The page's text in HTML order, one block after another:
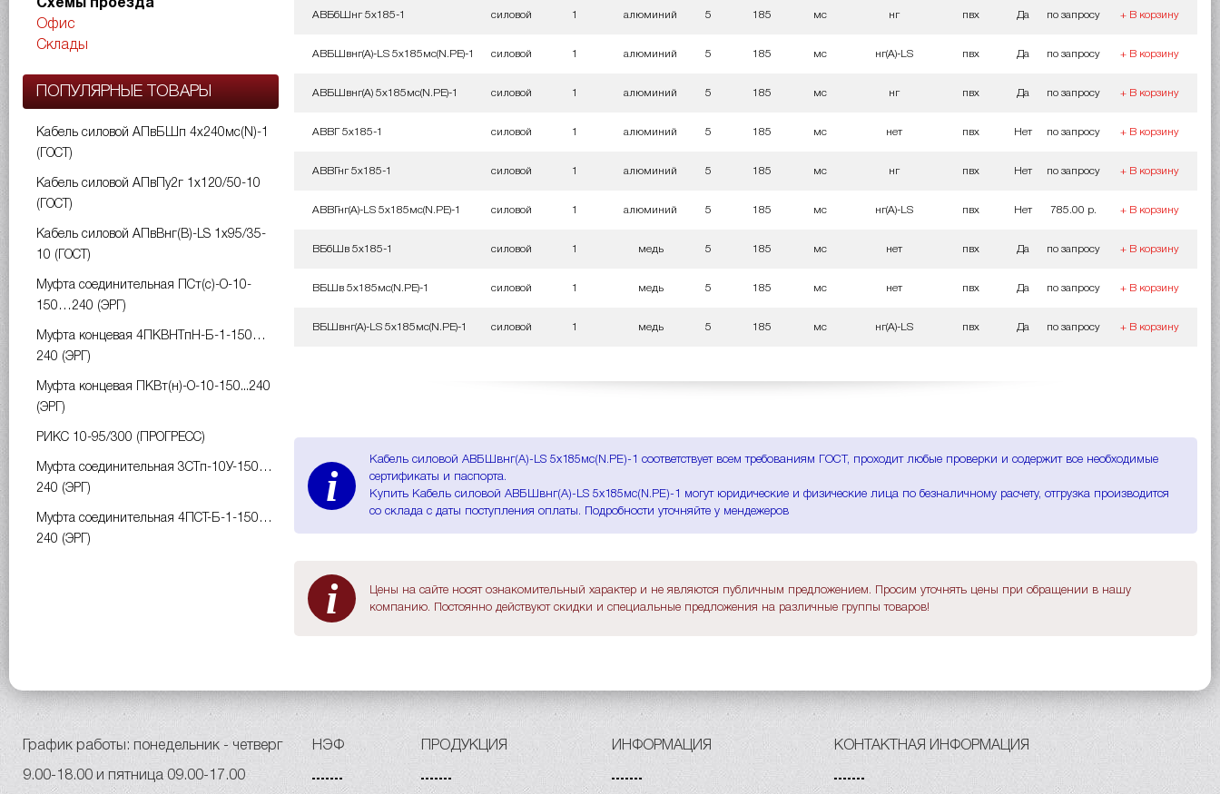
Схемы проезда
Офис
Склады
ПОПУЛЯРНЫЕ ТОВАРЫ
Кабель силовой АПвБШп 4х240мс(N)-1
(ГОСТ)
Кабель силовой АПвПу2г 1х120/50-10
(ГОСТ)
Кабель силовой АПвВнг(B)-LS 1х95/35-
10 (ГОСТ)
Муфта соединительная ПСт(с)-О-10-
150…240 (ЭРГ)
Муфта концевая 4ПКВНТпН-Б-1-150…
240 (ЭРГ)
Муфта концевая ПКВт(н)-О-10-150...240
(ЭРГ)
РИКС 10-95/300 (ПРОГРЕСС)
Муфта соединительная 3СТп-10У-150…
240 (ЭРГ)
Муфта соединительная 4ПСТ-Б-1-150…
240 (ЭРГ)
АВБбШнг 5х185-1 силовой 1 алюминий 5 185 мс нг пвх Да по запросу + В корзину
АВБШвнг(A)-LS 5х185мс(N.PE)-1 силовой 1 алюминий 5 185 мс нг(A)-LS пвх Да по запросу + В корзину
АВБШвнг(А) 5х185мс(N.PE)-1 силовой 1 алюминий 5 185 мс нг пвх Да по запросу + В корзину
АВВГ 5х185-1 силовой 1 алюминий 5 185 мс нет пвх Нет по запросу + В корзину
АВВГнг 5х185-1 силовой 1 алюминий 5 185 мс нг пвх Нет по запросу + В корзину
АВВГнг(A)-LS 5х185мс(N.PE)-1 силовой 1 алюминий 5 185 мс нг(A)-LS пвх Нет 785.00 р. + В корзину
ВБбШв 5х185-1 силовой 1 медь 5 185 мс нет пвх Да по запросу + В корзину
ВБШв 5х185мс(N.PE)-1 силовой 1 медь 5 185 мс нет пвх Да по запросу + В корзину
ВБШвнг(A)-LS 5х185мс(N.PE)-1 силовой 1 медь 5 185 мс нг(A)-LS пвх Да по запросу + В корзину
i
Кабель силовой АВБШвнг(A)-LS 5х185мс(N.PE)-1 соответствует всем требованиям ГОСТ, проходит любые проверки и содержит все необходимые
сертификаты и паспорта.
Купить Кабель силовой АВБШвнг(A)-LS 5х185мс(N.PE)-1 могут юридические и физические лица по безналичному расчету, отгрузка производится
со склада с даты поступления оплаты. Подробности уточняйте у мендежеров
i
Цены на сайте носят ознакомительный характер и не являются публичным предложением. Просим уточнять цены при обращении в нашу
компанию. Постоянно действуют скидки и специальные предложения на различные группы товаров!
НЭФ ПРОДУКЦИЯ ИНФОРМАЦИЯ КОНТАКТНАЯ ИНФОРМАЦИЯ
График работы: понедельник - четверг
9.00-18.00 и пятница 09.00-17.00